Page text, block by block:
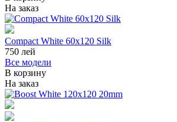
На заказ
Compact White 60x120 Silk
750 лей
Все модели
В корзину
На заказ